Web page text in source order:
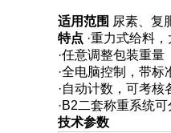
适用范围 尿素、复
特点 ·重力式给料
·任意调整包装重量
·全电脑控制，带标
·自动计数，可考核
·B2二套称重系统
技术参数